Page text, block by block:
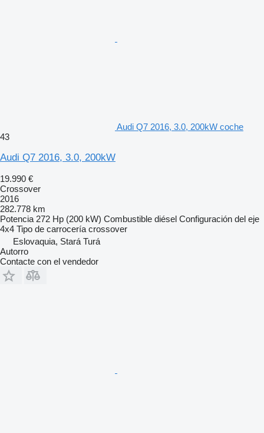
Audi Q7 2016, 3.0, 200kW coche
43
Audi Q7 2016, 3.0, 200kW
19.990 €
Crossover
2016
282.778 km
Potencia 272 Hp (200 kW) Combustible diésel Configuración del eje
4x4 Tipo de carrocería crossover
Eslovaquia, Stará Turá
Autorro
Contacte con el vendedor